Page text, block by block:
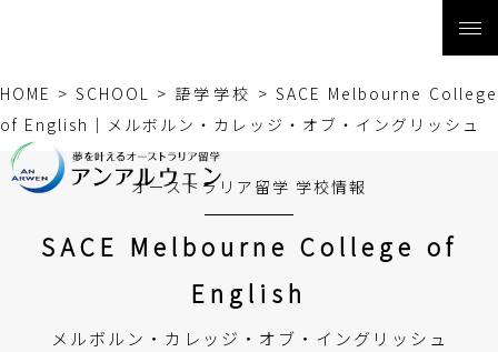
HOME >SCHOOL > 語学学校 > SACE Melbourne College
of English｜メルボルン・カレッジ・オブ・イングリッシュ
オーストラリア留学 学校情報
SACE Melbourne College of
English
メルボルン・カレッジ・オブ・イングリッシュ